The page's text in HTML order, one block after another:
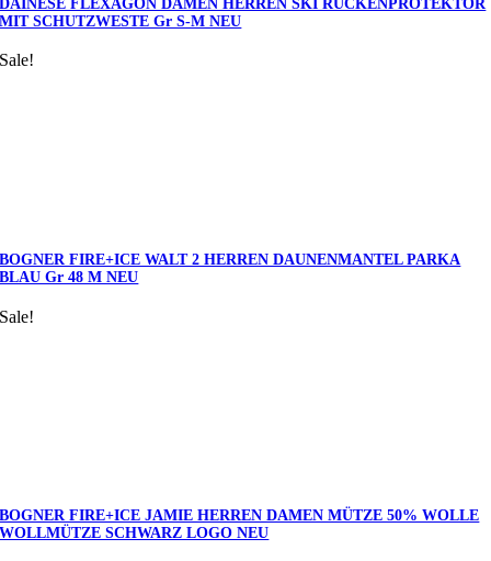
DAINESE FLEXAGON DAMEN HERREN SKI RÜCKENPROTEKTOR
MIT SCHUTZWESTE Gr S-M NEU
Sale!
BOGNER FIRE+ICE WALT 2 HERREN DAUNENMANTEL PARKA
BLAU Gr 48 M NEU
Sale!
BOGNER FIRE+ICE JAMIE HERREN DAMEN MÜTZE 50% WOLLE
WOLLMÜTZE SCHWARZ LOGO NEU